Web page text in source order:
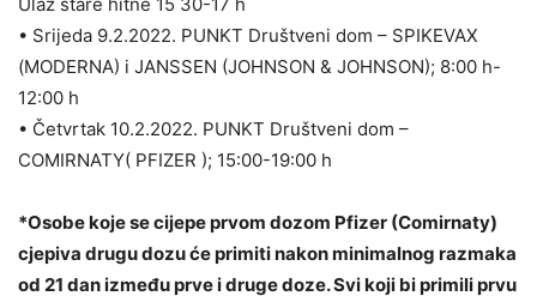
• Srijeda 9.2.2022. PUNKT Društveni dom – SPIKEVAX
(MODERNA) i JANSSEN (JOHNSON & JOHNSON); 8:00 h-
12:00 h
• Četvrtak 10.2.2022. PUNKT Društveni dom –
COMIRNATY( PFIZER ); 15:00-19:00 h
*Osobe koje se cijepe prvom dozom Pfizer (Comirnaty)
cjepiva drugu dozu će primiti nakon minimalnog razmaka
od 21 dan između prve i druge doze. Svi koji bi primili prvu